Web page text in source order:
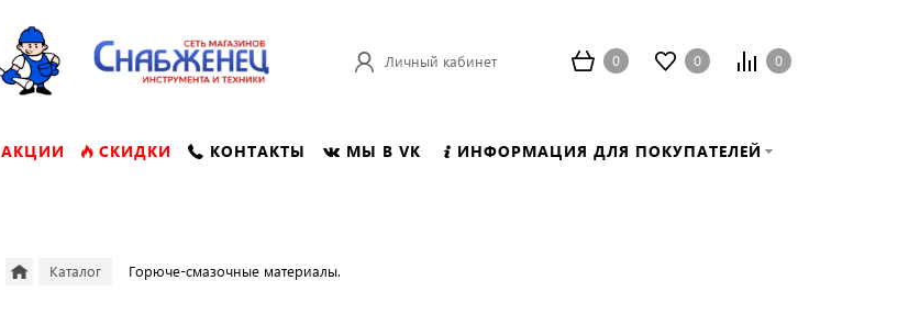
Личный кабинет 0 0 0
АКЦИИ СКИДКИ КОНТАКТЫ МЫ В VK ИНФОРМАЦИЯ ДЛЯ ПОКУПАТЕЛЕЙ
Каталог Горюче-смазочные материалы.